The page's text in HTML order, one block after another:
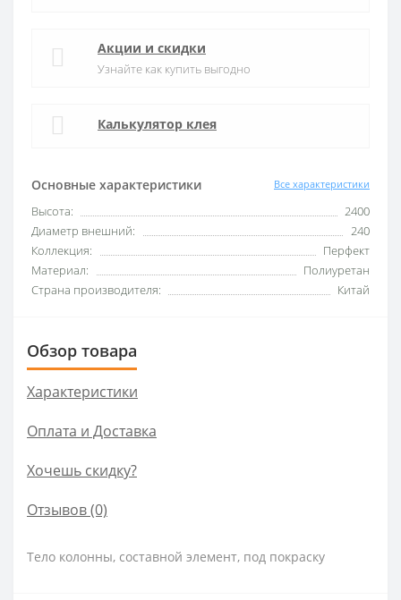
Основные характеристики Все характеристики
Высота:
2400
Диаметр внешний:
240
Коллекция:
Перфект
Материал:
Полиуретан
Страна производителя:
Китай
Акции и скидки
Узнайте как купить выгодно
Калькулятор клея
Обзор товара
Характеристики
Оплата и Доставка
Хочешь скидку?
Отзывов (0)
Тело колонны, составной элемент, под покраску